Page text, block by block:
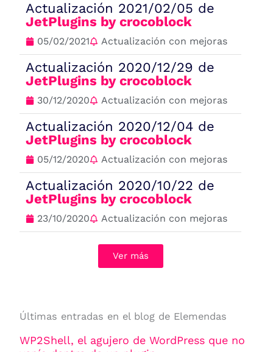
Actualización 2021/02/05 de
JetPlugins by crocoblock
05/02/2021 Actualización con mejoras
Actualización 2020/12/29 de
JetPlugins by crocoblock
30/12/2020 Actualización con mejoras
Actualización 2020/12/04 de
JetPlugins by crocoblock
05/12/2020 Actualización con mejoras
Actualización 2020/10/22 de
JetPlugins by crocoblock
23/10/2020 Actualización con mejoras
Ver más
Últimas entradas en el blog de Elemendas
WP2Shell, el agujero de WordPress que no